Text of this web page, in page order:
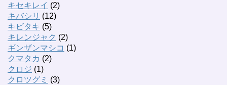
キセキレイ (2)
キバシリ (12)
キビタキ (5)
キレンジャク (2)
ギンザンマシコ (1)
クマタカ (2)
クロジ (1)
クロツグミ (3)